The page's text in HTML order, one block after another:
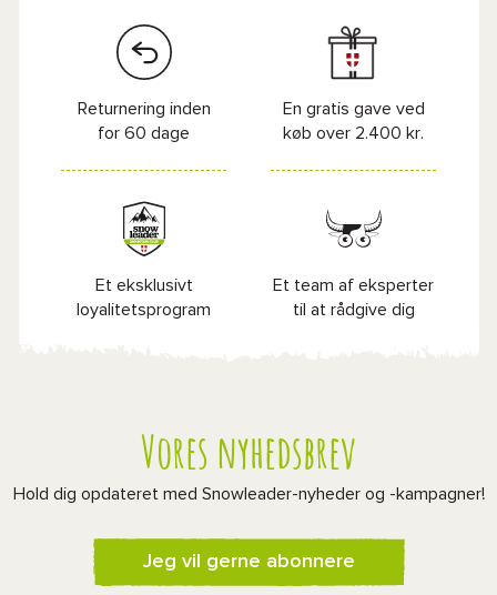
Returnering inden
for 60 dage
En gratis gave ved
køb over 2.400 kr.
Et eksklusivt
loyalitetsprogram
Et team af eksperter
til at rådgive dig
Vores nyhedsbrev
Hold dig opdateret med Snowleader-nyheder og -kampagner!
Jeg vil gerne abonnere